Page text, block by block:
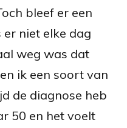
bleef er een
niet elke dag
weg was dat
ik een soort van
de diagnose heb
50 en het voelt